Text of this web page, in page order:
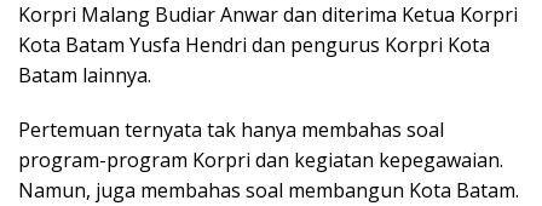
Korpri Malang Budiar Anwar dan diterima Ketua Korpri
Kota Batam Yusfa Hendri dan pengurus Korpri Kota
Batam lainnya.
Pertemuan ternyata tak hanya membahas soal
program-program Korpri dan kegiatan kepegawaian.
Namun, juga membahas soal membangun Kota Batam.